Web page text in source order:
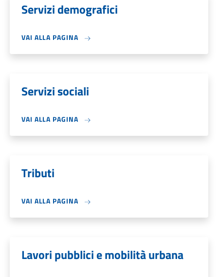
Servizi demografici
VAI ALLA PAGINA
Servizi sociali
VAI ALLA PAGINA
Tributi
VAI ALLA PAGINA
Lavori pubblici e mobilità urbana